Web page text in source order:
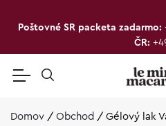
Poštovné SR packeta zadarmo:
ČR:
Domov / Obchod / Gélový lak